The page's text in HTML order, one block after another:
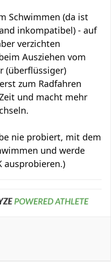
Schwimmen (da ist
inkompatibel) - auf
verzichten
Ausziehen vom
(überflüssiger)
zum Radfahren
und macht mehr
nie probiert, mit dem
und werde
ausprobieren.)